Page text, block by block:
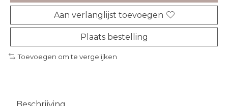
Aan verlanglijst toevoegen
Plaats bestelling
Toevoegen om te vergelijken